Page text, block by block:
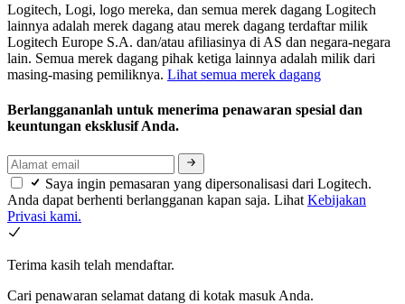
Logitech, Logi, logo mereka, dan semua merek dagang Logitech
lainnya adalah merek dagang atau merek dagang terdaftar milik
Logitech Europe S.A. dan/atau afiliasinya di AS dan negara-negara
lain. Semua merek dagang pihak ketiga lainnya adalah milik dari
masing-masing pemiliknya. Lihat semua merek dagang
Berlanggananlah untuk menerima penawaran spesial dan
keuntungan eksklusif Anda.
Saya ingin pemasaran yang dipersonalisasi dari Logitech.
Anda dapat berhenti berlangganan kapan saja. Lihat Kebijakan
Privasi kami.
Terima kasih telah mendaftar.
Cari penawaran selamat datang di kotak masuk Anda.